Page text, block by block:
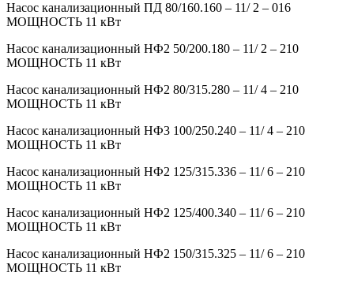
Насос канализационный ПД 80/160.160 – 11/ 2 – 016
МОЩНОСТЬ 11 кВт
Насос канализационный НФ2 50/200.180 – 11/ 2 – 210
МОЩНОСТЬ 11 кВт
Насос канализационный НФ2 80/315.280 – 11/ 4 – 210
МОЩНОСТЬ 11 кВт
Насос канализационный НФ3 100/250.240 – 11/ 4 – 210
МОЩНОСТЬ 11 кВт
Насос канализационный НФ2 125/315.336 – 11/ 6 – 210
МОЩНОСТЬ 11 кВт
Насос канализационный НФ2 125/400.340 – 11/ 6 – 210
МОЩНОСТЬ 11 кВт
Насос канализационный НФ2 150/315.325 – 11/ 6 – 210
МОЩНОСТЬ 11 кВт